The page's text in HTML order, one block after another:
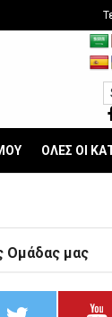
ΟΛΕΣ ΟΙ
Ομάδας μας